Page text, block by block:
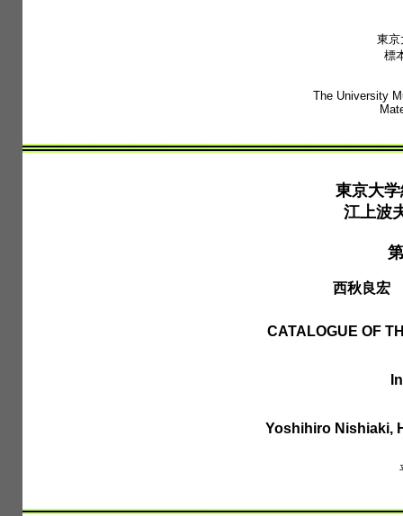
東京
標
The University
東京大
江上波
西秋良宏
CATALOGUE OF
Yoshihiro Nishiaki,